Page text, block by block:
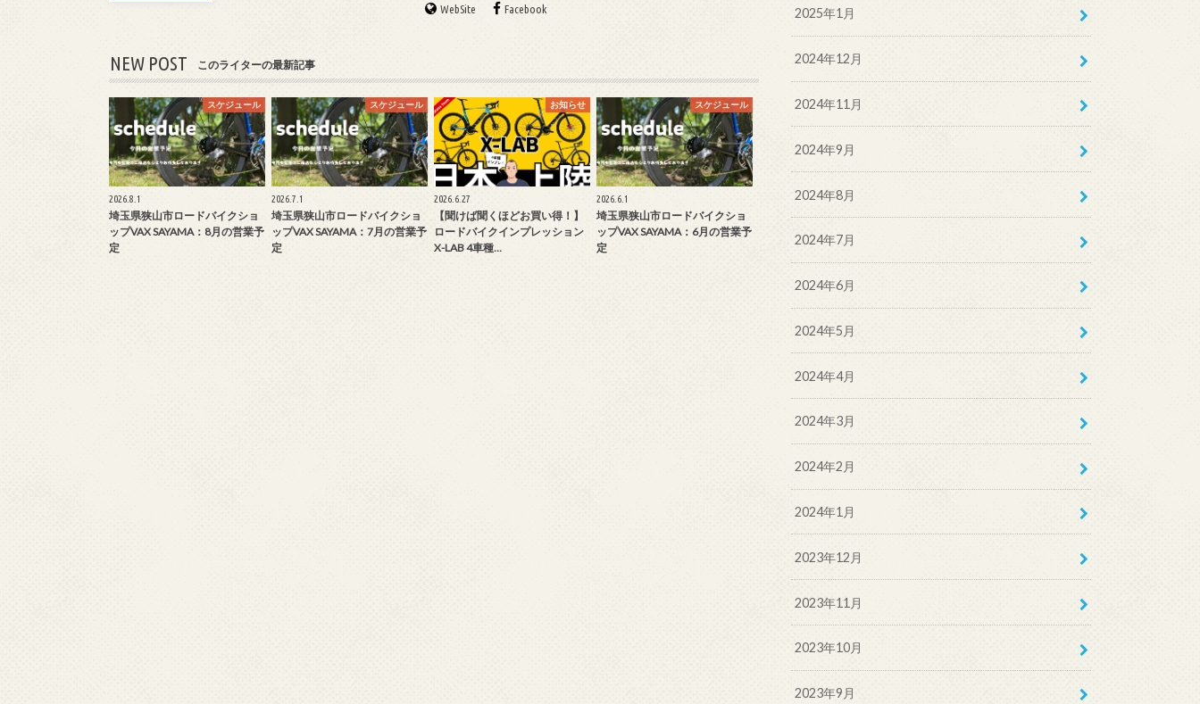
WebSite Facebook
NEW POST このライターの最新記事
スケジュール
2026.8.1
埼玉県狭山市ロードバイクショ
ップVAX SAYAMA：8月の営業予
定
スケジュール
2026.7.1
埼玉県狭山市ロードバイクショ
ップVAX SAYAMA：7月の営業予
定
お知らせ
2026.6.27
【聞けば聞くほどお買い得！】
ロードバイクインプレッション
X-LAB 4車種…
スケジュール
2026.6.1
埼玉県狭山市ロードバイクショ
ップVAX SAYAMA：6月の営業予
定
2025年1月
2024年12月
2024年11月
2024年9月
2024年8月
2024年7月
2024年6月
2024年5月
2024年4月
2024年3月
2024年2月
2024年1月
2023年12月
2023年11月
2023年10月
2023年9月